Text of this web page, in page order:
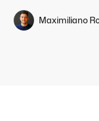
Maximiliano